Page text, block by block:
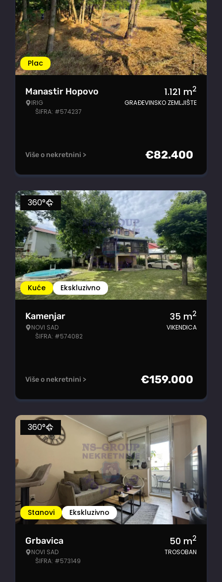
Plac
Manastir Hopovo
IRIG
ŠIFRA: #574237
1.121 m2
GRAĐEVINSKO ZEMLJIŠTE
Više o nekretnini > €82.400
Kuće Ekskluzivno
360°
Kamenjar
NOVI SAD
ŠIFRA: #574082
35 m2
VIKENDICA
Više o nekretnini > €159.000
Stanovi Ekskluzivno
360°
Grbavica
NOVI SAD
ŠIFRA: #573149
50 m2
TROSOBAN